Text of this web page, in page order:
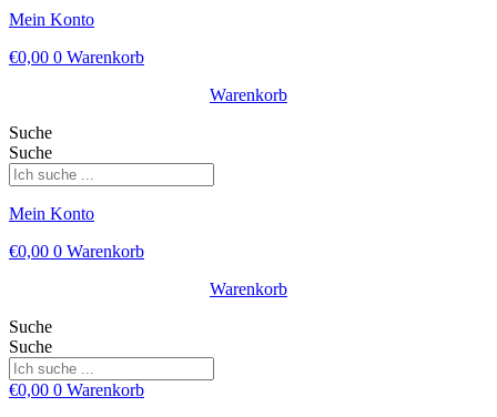
Mein Konto
€0,00 0 Warenkorb
Warenkorb
Suche
Suche
Mein Konto
€0,00 0 Warenkorb
Warenkorb
Suche
Suche
€0,00 0 Warenkorb